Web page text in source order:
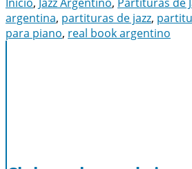
argentina, partituras de jazz,
para piano, real book argentino